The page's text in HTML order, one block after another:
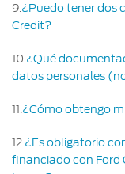
9 ¿Puedo tener dos
Credit?
10 ¿Qué
datos personales
11 ¿Cómo obtengo
12 ¿Es obligatorio
financiado con Ford